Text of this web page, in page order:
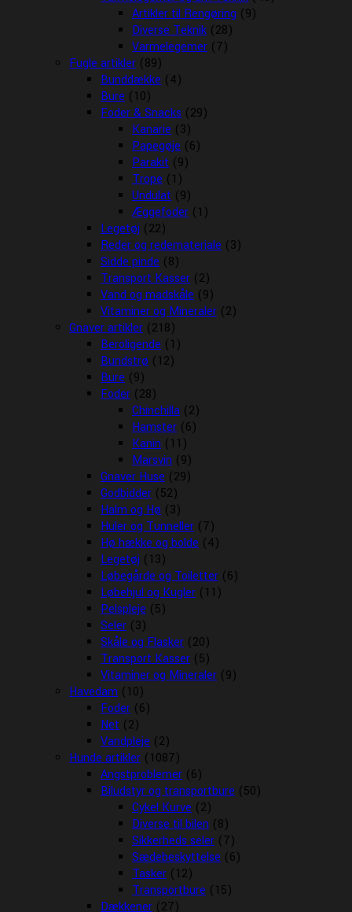
Artikler til Rengøring (9)
Diverse Teknik (28)
Varmelegemer (7)
Fugle artikler (89)
Bunddække (4)
Bure (10)
Foder & Snacks (29)
Kanarie (3)
Papegøje (6)
Parakit (9)
Trope (1)
Undulat (9)
Æggefoder (1)
Legetøj (22)
Reder og redemateriale (3)
Sidde pinde (8)
Transport Kasser (2)
Vand og madskåle (9)
Vitaminer og Mineraler (2)
Gnaver artikler (218)
Beroligende (1)
Bundstrø (12)
Bure (9)
Foder (28)
Chinchilla (2)
Hamster (6)
Kanin (11)
Marsvin (9)
Gnaver Huse (29)
Godbidder (52)
Halm og Hø (3)
Huler og Tunneller (7)
Hø hække og bolde (4)
Legetøj (13)
Løbegårde og Toiletter (6)
Løbehjul og Kugler (11)
Pelspleje (5)
Seler (3)
Skåle og Flasker (20)
Transport Kasser (5)
Vitaminer og Mineraler (9)
Havedam (10)
Foder (6)
Net (2)
Vandpleje (2)
Hunde artikler (1087)
Angstproblemer (6)
Biludstyr og transportbure (50)
Cykel Kurve (2)
Diverse til bilen (8)
Sikkerheds seler (7)
Sædebeskyttelse (6)
Tasker (12)
Transportbure (15)
Dækkener (27)